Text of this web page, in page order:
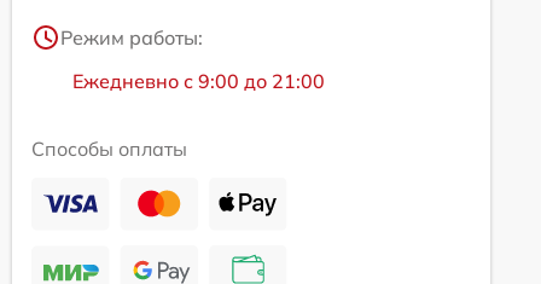
Режим работы:
Ежедневно с 9:00 до 21:00
Способы оплаты